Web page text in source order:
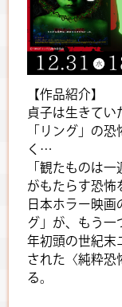
【作品紹介】
貞子は生きてい
「リング」の
く…
「観たものは
がもたらす恐怖
日本ホラー映画
グ」が、もう一
年初頭の世紀末
された〈純粋恐
る。